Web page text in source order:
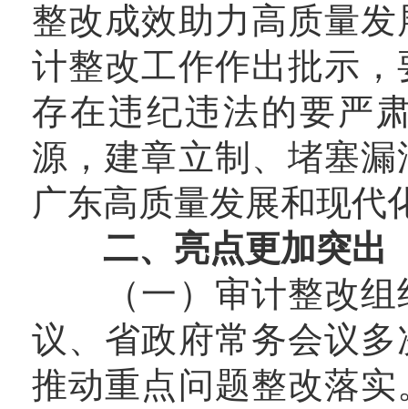
整改成效助力高质量
计整改工作作出批示
存在违纪违法的要严
源，建章立制、堵塞
广东高质量发展和现代
二、亮点更加突出
（一）审计整改组
议、省政府常务会议
推动重点问题整改落